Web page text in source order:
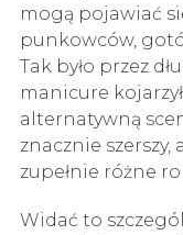
mogą pojawiać
punkowców,
Tak było przez
manicure
alternatywną
znacznie
zupełnie różne
Widać to